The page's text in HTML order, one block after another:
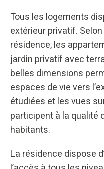
Tous les logements
extérieur privatif.
résidence, les
jardin privatif avec
belles dimensions
espaces de vie vers
étudiées et les vues
participent à la qualité
habitants.
La résidence dispose